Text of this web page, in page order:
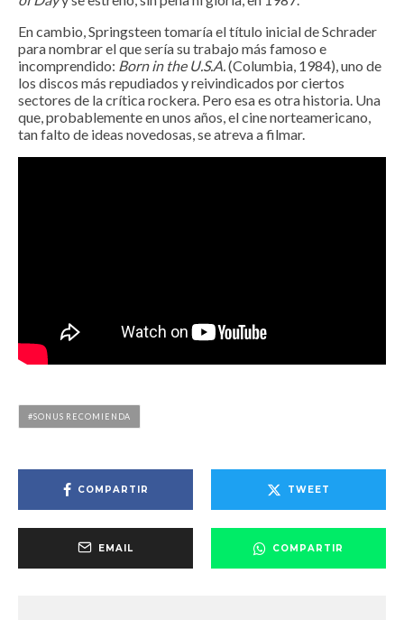
En cambio, Springsteen tomaría el título inicial de Schrader
para nombrar el que sería su trabajo más famoso e
incomprendido: Born in the U.S.A. (Columbia, 1984), uno de
los discos más repudiados y reivindicados por ciertos
sectores de la crítica rockera. Pero esa es otra historia. Una
que, probablemente en unos años, el cine norteamericano,
tan falto de ideas novedosas, se atreva a filmar.
SONUS RECOMIENDA
COMPARTIR TWEET
EMAIL COMPARTIR